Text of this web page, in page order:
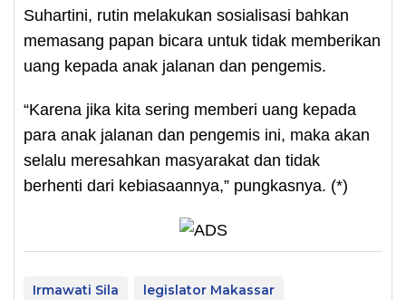
Suhartini, rutin melakukan sosialisasi bahkan
memasang papan bicara untuk tidak memberikan
uang kepada anak jalanan dan pengemis.
“Karena jika kita sering memberi uang kepada
para anak jalanan dan pengemis ini, maka akan
selalu meresahkan masyarakat dan tidak
berhenti dari kebiasaannya,” pungkasnya. (*)
Irmawati Sila legislator Makassar